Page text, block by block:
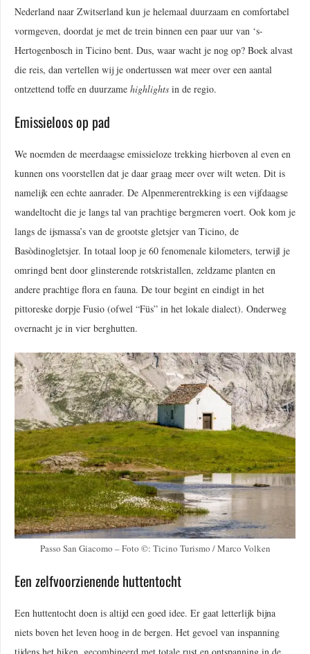
Nederland naar Zwitserland kun je helemaal duurzaam en comfortabel
vormgeven, doordat je met de trein binnen een paar uur van ‘s-
Hertogenbosch in Ticino bent. Dus, waar wacht je nog op? Boek alvast
die reis, dan vertellen wij je ondertussen wat meer over een aantal
ontzettend toffe en duurzame highlights in de regio.
Emissieloos op pad
We noemden de meerdaagse emissieloze trekking hierboven al even en
kunnen ons voorstellen dat je daar graag meer over wilt weten. Dit is
namelijk een echte aanrader. De Alpenmerentrekking is een vijfdaagse
wandeltocht die je langs tal van prachtige bergmeren voert. Ook kom je
langs de ijsmassa’s van de grootste gletsjer van Ticino, de
Basòdinogletsjer. In totaal loop je 60 fenomenale kilometers, terwijl je
omringd bent door glinsterende rotskristallen, zeldzame planten en
andere prachtige flora en fauna. De tour begint en eindigt in het
pittoreske dorpje Fusio (ofwel “Füs” in het lokale dialect). Onderweg
overnacht je in vier berghutten.
Passo San Giacomo – Foto ©: Ticino Turismo / Marco Volken
Een zelfvoorzienende huttentocht
Een huttentocht doen is altijd een goed idee. Er gaat letterlijk bijna
niets boven het leven hoog in de bergen. Het gevoel van inspanning